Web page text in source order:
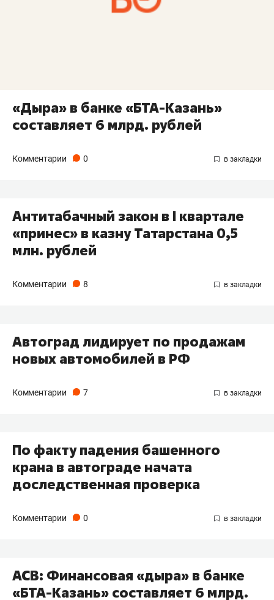
«Дыра» в банке «БТА-Казань»
составляет 6 млрд. рублей
Комментарии 0
Антитабачный закон в I квартале
«принес» в казну Татарстана 0,5
млн. рублей
Комментарии 8
Автоград лидирует по продажам
новых автомобилей в РФ
Комментарии 7
По факту падения башенного
крана в автограде начата
доследственная проверка
Комментарии 0
АСВ: Финансовая «дыра» в банке
«БТА-Казань» составляет 6 млрд.